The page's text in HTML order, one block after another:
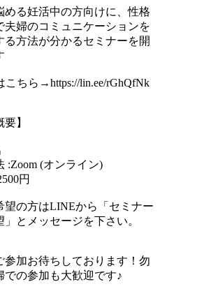
める妊活中の方向けに、性格
夫婦のコミュニケーションを
る方法が分かるセミナーを開
ちら→https://lin.ee/rGhQfNk
要】
:Zoom (オンライン)
円
望の方はLINEから「セミナー
」とメッセージを下さい。
参加お待ちしております！勿
での参加も大歓迎です♪